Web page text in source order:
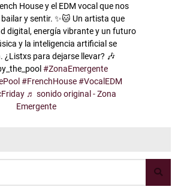
House y el EDM vocal que nos
y sentir. ✨🐱 Un artista que
digital, energía vibrante y un futuro
y la inteligencia artificial se
¿Listxs para dejarse llevar? 🎶
#ZonaEmergente
#FrenchHouse #VocalEDM
♬ sonido original - Zona
Emergente